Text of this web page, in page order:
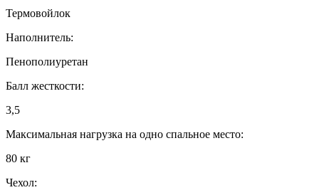
Термовойлок
Наполнитель:
Пенополиуретан
Балл жесткости:
3,5
Максимальная нагрузка на одно спальное место:
80 кг
Чехол: